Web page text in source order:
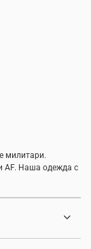
милитари.
AF. Наша одежда с